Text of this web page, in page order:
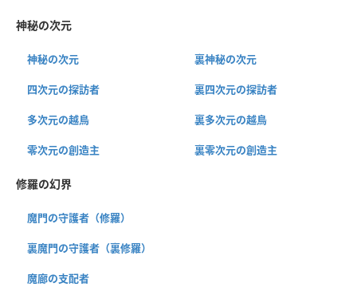
神秘の次元
神秘の次元 裏神秘の次元
四次元の探訪者 裏四次元の探訪者
多次元の越鳥 裏多次元の越鳥
零次元の創造主 裏零次元の創造主
修羅の幻界
魔門の守護者（修羅）
裏魔門の守護者（裏修羅）
魔廊の支配者